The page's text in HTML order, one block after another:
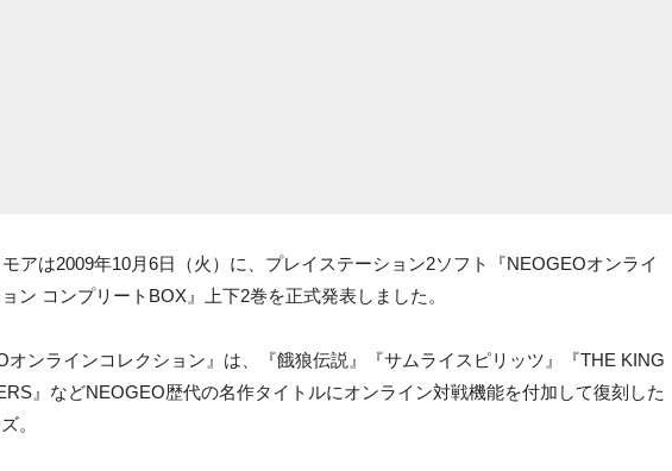
アは2009年10月6日（火）に、プレイステーション2ソフト『NEOGEOオンライ
ン コンプリートBOX』上下2巻を正式発表しました。
オンラインコレクション』は、『餓狼伝説』『サムライスピリッツ』『THE KING
』などNEOGEO歴代の名作タイトルにオンライン対戦機能を付加して復刻した
。